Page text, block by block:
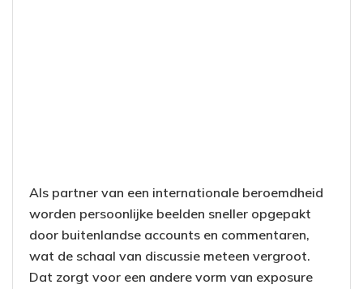
Als partner van een internationale beroemdheid
worden persoonlijke beelden sneller opgepakt
door buitenlandse accounts en commentaren,
wat de schaal van discussie meteen vergroot.
Dat zorgt voor een andere vorm van exposure